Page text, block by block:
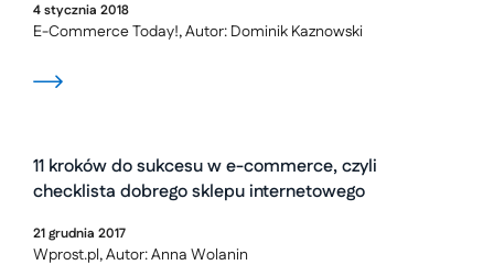
4stycznia 2018
E-Commerce Today!, Autor: Dominik Kaznowski
11 kroków do sukcesu w e-commerce, czyli
checklista dobrego sklepu internetowego
21grudnia 2017
Wprost.pl, Autor: Anna Wolanin